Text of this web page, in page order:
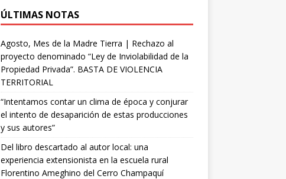
ÚLTIMAS NOTAS
Agosto, Mes de la Madre Tierra | Rechazo al
proyecto denominado “Ley de Inviolabilidad de la
Propiedad Privada”. BASTA DE VIOLENCIA
TERRITORIAL
“Intentamos contar un clima de época y conjurar
el intento de desaparición de estas producciones
y sus autores”
Del libro descartado al autor local: una
experiencia extensionista en la escuela rural
Florentino Ameghino del Cerro Champaquí